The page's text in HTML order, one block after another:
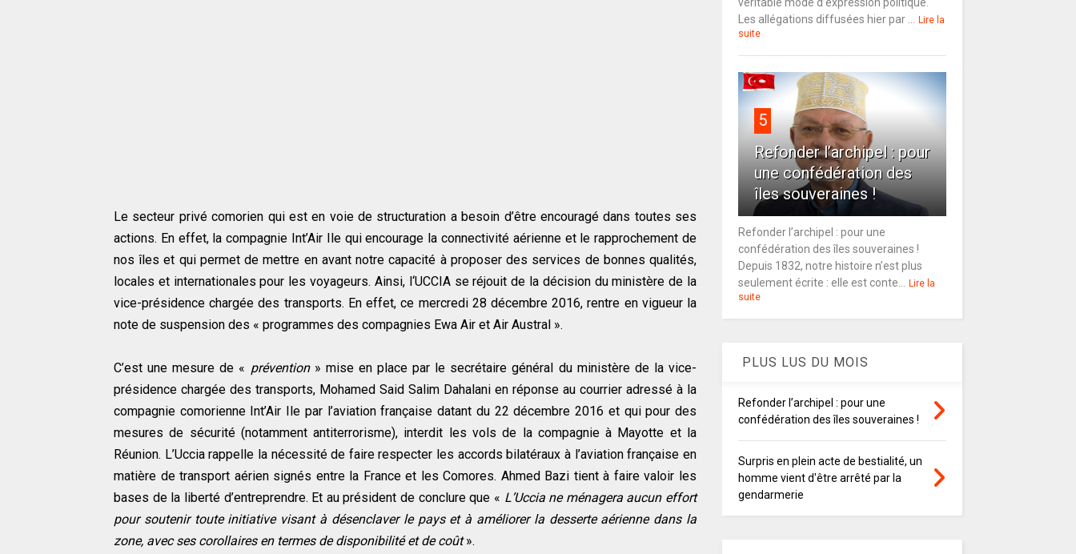
Le secteur privé comorien qui est en voie de structuration a besoin d’être encouragé dans toutes ses
actions. En effet, la compagnie Int’Air Ile qui encourage la connectivité aérienne et le rapprochement de
nos îles et qui permet de mettre en avant notre capacité à proposer des services de bonnes qualités,
locales et internationales pour les voyageurs. Ainsi, l‘UCCIA se réjouit de la décision du ministère de la
vice-présidence chargée des transports. En effet, ce mercredi 28 décembre 2016, rentre en vigueur la
note de suspension des « programmes des compagnies Ewa Air et Air Austral ».
C’est une mesure de « prévention» mise en place par le secrétaire général du ministère de la vice-
présidence chargée des transports, Mohamed Said Salim Dahalani en réponse au courrier adressé à la
compagnie comorienne Int’Air Ile par l’aviation française datant du 22 décembre 2016 et qui pour des
mesures de sécurité (notamment antiterrorisme), interdit les vols de la compagnie à Mayotte et la
Réunion. L’Uccia rappelle la nécessité de faire respecter les accords bilatéraux à l’aviation française en
matière de transport aérien signés entre la France et les Comores. Ahmed Bazi tient à faire valoir les
bases de la liberté d’entreprendre. Et au président de conclure que « L’Uccia ne ménagera aucun effort
pour soutenir toute initiative visant à désenclaver le pays et à améliorer la desserte aérienne dans la
zone, avec ses corollaires en termes de disponibilité et de coût».
Les allégations diffusées hier par ...
Lire la
suite
5
Refonder l’archipel : pour
une confédération des
îles souveraines !
Refonder l’archipel : pour une
confédération des îles souveraines !
Depuis 1832, notre histoire n’est plus
seulement écrite : elle est conte...
Lire la
suite
PLUS LUS DU MOIS
Refonder l’archipel : pour une
confédération des îles souveraines !
Surpris en plein acte de bestialité, un
homme vient d'être arrêté par la
gendarmerie